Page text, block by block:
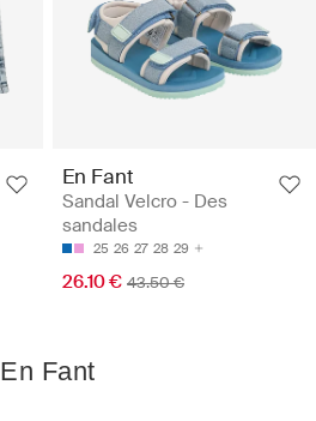
En Fant
Sandal Velcro - Des
sandales
25 26 27 28 29
26.10 € 43.50 €
En Fant